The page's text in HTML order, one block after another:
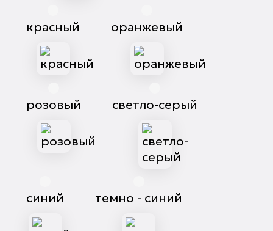
красный оранжевый
розовый светло-серый
синий темно - синий